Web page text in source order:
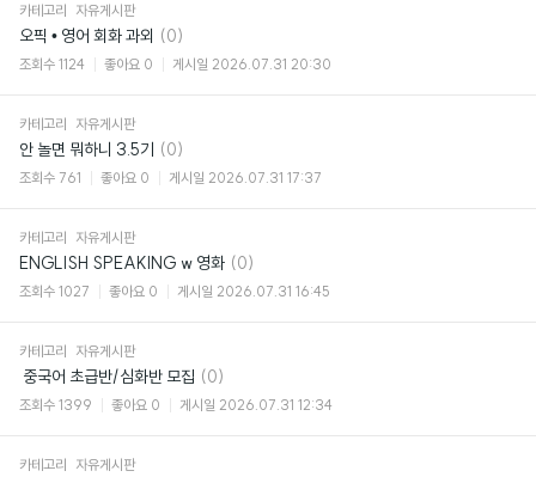
카테고리 자유게시판
오픽 • 영어 회화 과외 댓
(0)
조회수 1124 좋아요 0 게시일 2026.07.31 20:30
카테고리 자유게시판
안 놀면 뭐하니 3.5기
댓
글
(0)
조회수 761 좋아요 0 게시일 2026.07.31 17:37
카테고리 자유게시판
ENGLISH SPEAKING w 영화 댓
글
(0)
조회수 1027 좋아요 0 게시일 2026.07.31 16:45
카테고리 자유게시판
​ 중국어 초급반/심화반 모집 댓
글
(0)
조회수 1399 좋아요 0 게시일 2026.07.31 12:34
카테고리 자유게시판